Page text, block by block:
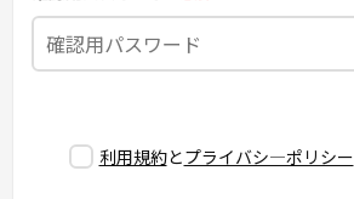
利用規約とプライバシ―ポリシー